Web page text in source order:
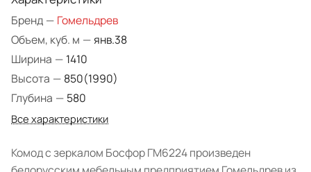
Бренд — Гомельдрев
Объем, куб. м — янв.38
Ширина — 1410
Высота — 850(1990)
Глубина — 580
Все характеристики
Комод с зеркалом Босфор ГМ6224 произведен